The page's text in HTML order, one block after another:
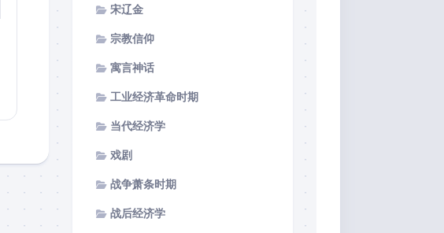
宋辽金
宗教信仰
寓言神话
工业经济革命时期
当代经济学
戏剧
战争萧条时期
战后经济学